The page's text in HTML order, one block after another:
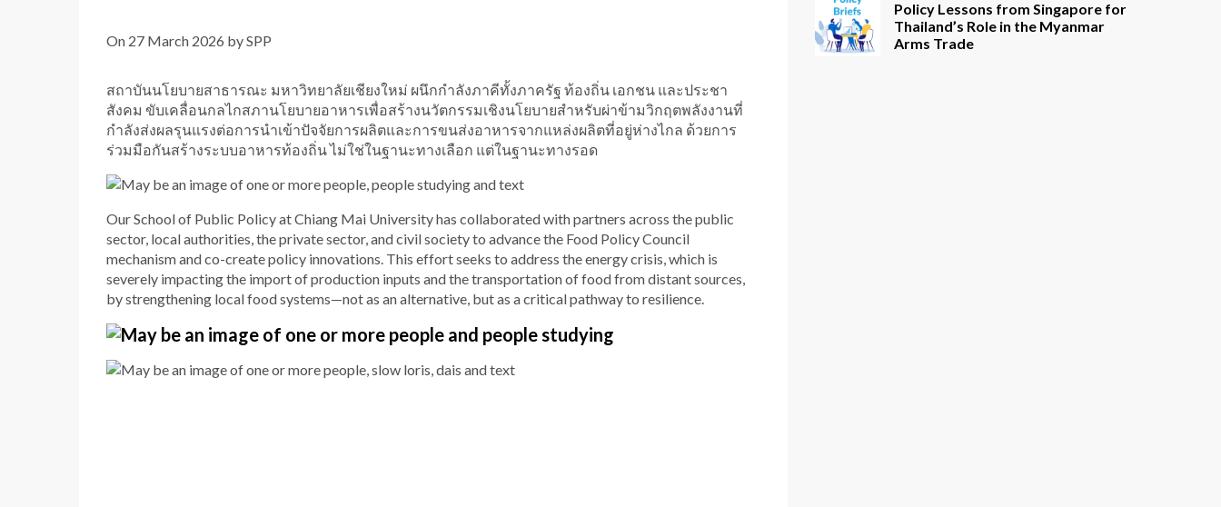
On 27 March 2026 by SPP
สถาบันนโยบายสาธารณะ มหาวิทยาลัยเชียงใหม่ ผนึกกำลังภาคีทั้งภาครัฐ ท้องถิ่น เอกชน และประชา
สังคม ขับเคลื่อนกลไกสภานโยบายอาหารเพื่อสร้างนวัตกรรมเชิงนโยบายสำหรับผ่าข้ามวิกฤตพลังงานที่
กำลังส่งผลรุนแรงต่อการนำเข้าปัจจัยการผลิตและการขนส่งอาหารจากแหล่งผลิตที่อยู่ห่างไกล ด้วยการ
ร่วมมือกันสร้างระบบอาหารท้องถิ่น ไม่ใช่ในฐานะทางเลือก แต่ในฐานะทางรอด
Our School of Public Policy at Chiang Mai University has collaborated with partners across the public
sector, local authorities, the private sector, and civil society to advance the Food Policy Council
mechanism and co-create policy innovations. This effort seeks to address the energy crisis, which is
severely impacting the import of production inputs and the transportation of food from distant sources,
by strengthening local food systems—not as an alternative, but as a critical pathway to resilience.
Policy Lessons from Singapore for
Thailand’s Role in the Myanmar
Arms Trade